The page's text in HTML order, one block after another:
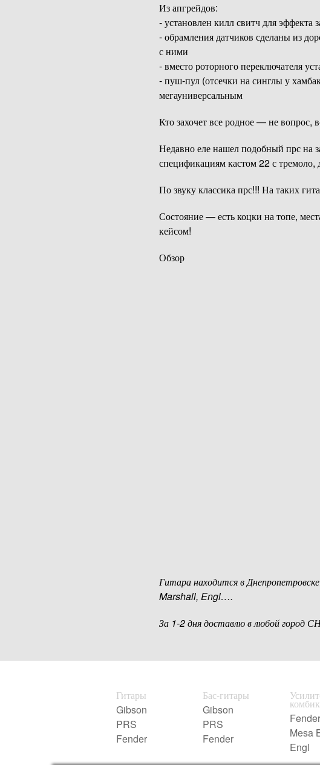
Из апгрейдов:
- установлен килл свитч для
- обрамления датчиков сделаны из
с ними
- вместо роторного переключателя
- пуш-пул (отсечки на синглы у
мегауниверсальным
Кто захочет все родное — не вопрос,
Недавно еле нашел подобный прс на
спецификациям кастом 22 с
По звуку классика прс!!! На таких
Состояние — есть коцки на топе,
кейсом!
Обзор
Гитара находится в
Marshall, Engl….
За 1-2 дня доставлю в любой город
Гитары
Gibson
PRS
Fender
Бас-гитары
Gibson
PRS
Fender
Fender
Mesa
Engl